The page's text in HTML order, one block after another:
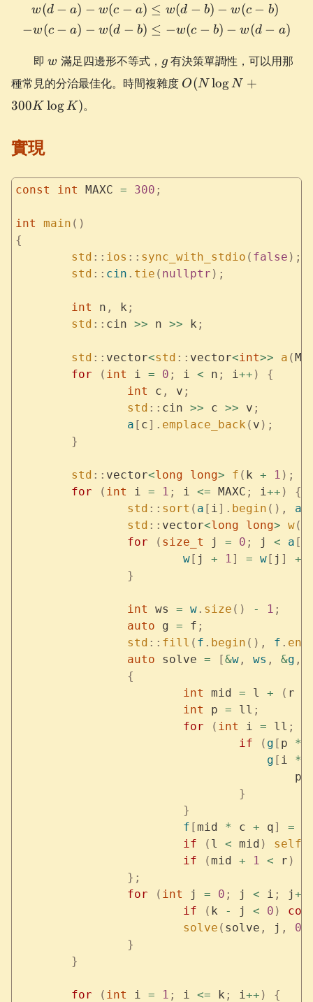
\le
\begin{aligned} w(d-a)-
w(d − a) − w(c − a)
−w(c − a) − w(d − b)
≤ w(d − b) − w(c − b)
≤ −w(c − b) − w(d − a)
即 w
w 滿足四邊形不等式， g
g 有決策單調性，可以用那
種常見的分治最佳化。時間複雜度 O(N
\log
K)
O(N logN +
300K logK)。
實現
const int MAXC = 300 ;
int main ()
{
	std
:: ios :: sync_with_stdio ( false );
	std
:: cin . tie ( nullptr );
	int
n , k ;
	std
:: cin >> n >> k ;
	std
:: vector<std :: vector<int>> a (
	for
( int i = 0 ; i < n ; i++ )
{
		int
c , v ;
		std
:: cin >> c >> v ;
		a
[ c]. emplace_back ( v );
	}
	std
:: vector<long long> f ( k + 1 );
	for
( int i = 1 ; i <= MAXC ; i++ )
{
		std
:: sort ( a [ i]. begin (), a
		std
:: vector<long long> w(
		for
( size_t j = 0 ; j < a [
			w
[ j + 1] = w[ j ] +
		}
		int
ws = w. size () - 1 ;
		auto
g = f ;
		std
:: fill ( f . begin (), f . end
		auto
solve = [&w, ws , &g ,
		{
			int
mid = l + ( r
			int
p = ll ;
			for
( int i = ll ;
				if
( g [ p *
				    g
[ i *
					p
				}
			}
			f
[mid * c + q] =
			if
( l < mid ) self
			if
(mid + 1 < r )
		};
		for
( int j = 0 ; j < i ; j++
			if
( k - j < 0 )
			solve
( solve , j , 0
		}
	}
	for
( int i = 1 ; i <= k ; i++ ) {